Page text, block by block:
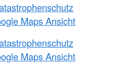
Maps Ansicht
Maps Ansicht